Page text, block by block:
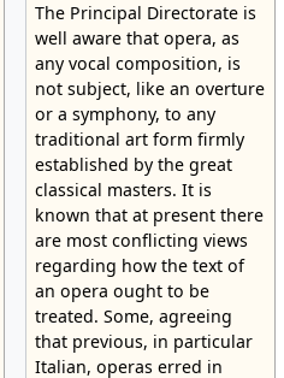
The Principal Directorate is
well aware that opera, as
any vocal composition, is
not subject, like an overture
or a symphony, to any
traditional art form firmly
established by the great
classical masters. It is
known that at present there
are most conflicting views
regarding how the text of
an opera ought to be
treated. Some, agreeing
that previous, in particular
Italian, operas erred in